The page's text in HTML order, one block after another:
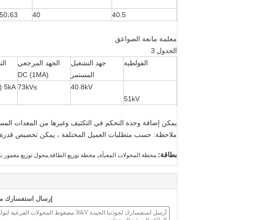
40.5
40
معلمة مانعة الصواعق
الجدول 3
الفولطية
جهد التشغيل
المستمر
الجهد المرجعي
DC (1MA)
51kV
40.8kV
≥73kV 5kA (قيمة الذروة)
يمكن إضافة وحدة التحكم في التكثيف وغيرها من المعدات
ملاحظة: حسب متطلبات العميل المختلفة ، يمكن تخصيص قدرة
بطاقة: محطة المحولات المعبأة, محطة توزيع الطاقة,محول توزيع مغمور
إرسال استفسارك